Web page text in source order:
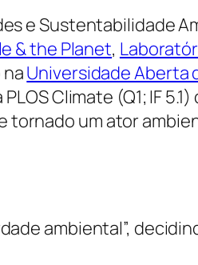
e Sustentabilidade
& the Planet,
naUniversidade Aberta
Climate (Q1; IF 5.1)
tornado um ator
ambiental”,